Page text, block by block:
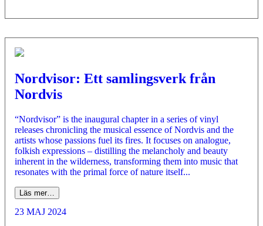
Nordvisor: Ett samlingsverk från
Nordvis
“Nordvisor” is the inaugural chapter in a series of vinyl
releases chronicling the musical essence of Nordvis and the
artists whose passions fuel its fires. It focuses on analogue,
folkish expressions – distilling the melancholy and beauty
inherent in the wilderness, transforming them into music that
resonates with the primal force of nature itself...
Läs mer…
23 MAJ 2024